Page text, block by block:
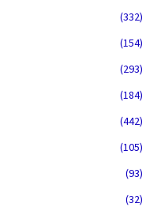
(332)
(154)
(293)
(184)
(442)
(105)
(93)
(32)